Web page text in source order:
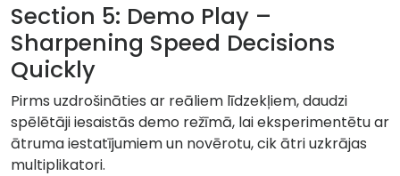
Section 5: Demo Play –
Sharpening Speed Decisions
Quickly
Pirms uzdrošināties ar reāliem līdzekļiem, daudzi
spēlētāji iesaistās demo režīmā, lai eksperimentētu ar
ātruma iestatījumiem un novērotu, cik ātri uzkrājas
multiplikatori.